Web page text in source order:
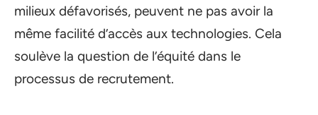
milieux défavorisés, peuvent ne pas avoir la
même facilité d’accès aux technologies. Cela
soulève la question de l’équité dans le
processus de recrutement.